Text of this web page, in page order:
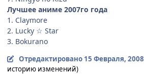
Лучшее аниме 2007го года
1. Claymore
2. Lucky ☆ Star
3. Bokurano
Отредактировано 15 Февраля, 2008
историю изменений)